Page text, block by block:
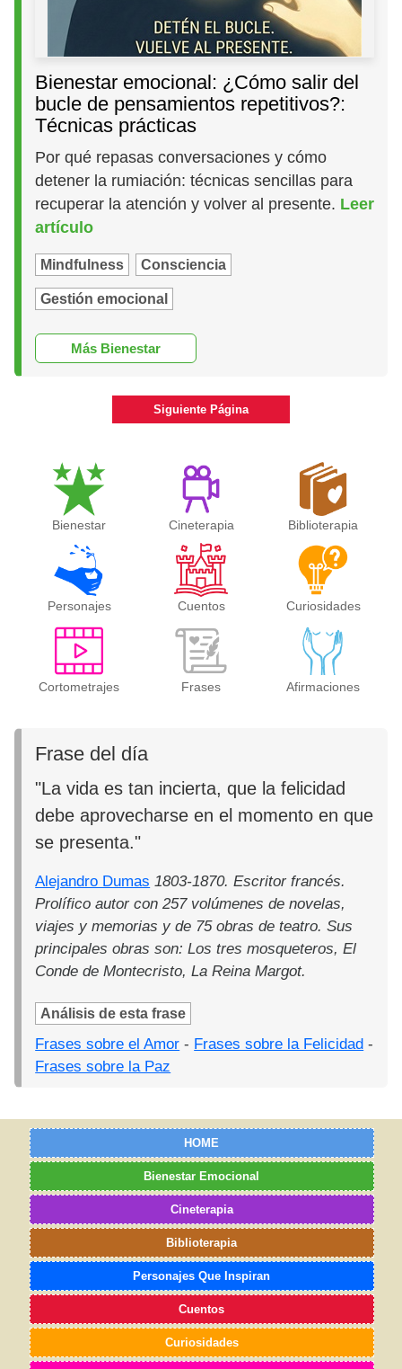
Bienestar emocional: ¿Cómo salir del
bucle de pensamientos repetitivos?:
Técnicas prácticas
Por qué repasas conversaciones y cómo
detener la rumiación: técnicas sencillas para
recuperar la atención y volver al presente. Leer
artículo
Mindfulness Consciencia
Gestión emocional
Más Bienestar
Siguiente Página
Bienestar Cineterapia Biblioterapia
Personajes Cuentos Curiosidades
Cortometrajes Frases Afirmaciones
Frase del día
"La vida es tan incierta, que la felicidad
debe aprovecharse en el momento en que
se presenta."
Alejandro Dumas 1803-1870. Escritor francés.
Prolífico autor con 257 volúmenes de novelas,
viajes y memorias y de 75 obras de teatro. Sus
principales obras son: Los tres mosqueteros, El
Conde de Montecristo, La Reina Margot.
Análisis de esta frase
Frases sobre el Amor - Frases sobre la Felicidad -
Frases sobre la Paz
HOME
Bienestar Emocional
Cineterapia
Biblioterapia
Personajes Que Inspiran
Cuentos
Curiosidades